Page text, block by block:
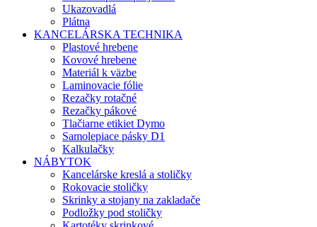
Ukazovadlá
Plátna
KANCELÁRSKA TECHNIKA
Plastové hrebene
Kovové hrebene
Materiál k väzbe
Laminovacie fólie
Rezačky rotačné
Rezačky pákové
Tlačiarne etikiet Dymo
Samolepiace pásky D1
Kalkulačky
NÁBYTOK
Kancelárske kreslá a stoličky
Rokovacie stoličky
Skrinky a stojany na zakladače
Podložky pod stoličky